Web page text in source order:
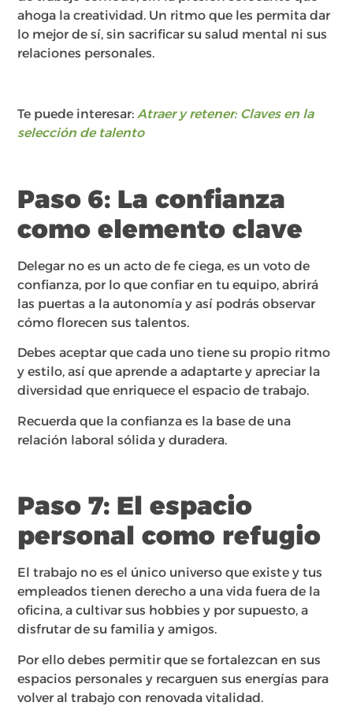
ahoga la creatividad. Un ritmo que les permita dar
lo mejor de sí, sin sacrificar su salud mental ni sus
relaciones personales.
Te puede interesar:Atraer y retener: Claves en la
selección de talento
Paso 6: La confianza
como elemento clave
Delegar no es un acto de fe ciega, es un voto de
confianza, por lo que confiar en tu equipo, abrirá
las puertas a la autonomía y así podrás observar
cómo florecen sus talentos.
Debes aceptar que cada uno tiene su propio ritmo
y estilo, así que aprende a adaptarte y apreciar la
diversidad que enriquece el espacio de trabajo.
Recuerda que la confianza es la base de una
relación laboral sólida y duradera.
Paso 7: El espacio
personal como refugio
El trabajo no es el único universo que existe y tus
empleados tienen derecho a una vida fuera de la
oficina, a cultivar sus hobbies y por supuesto, a
disfrutar de su familia y amigos.
Por ello debes permitir que se fortalezcan en sus
espacios personales y recarguen sus energías para
volver al trabajo con renovada vitalidad.